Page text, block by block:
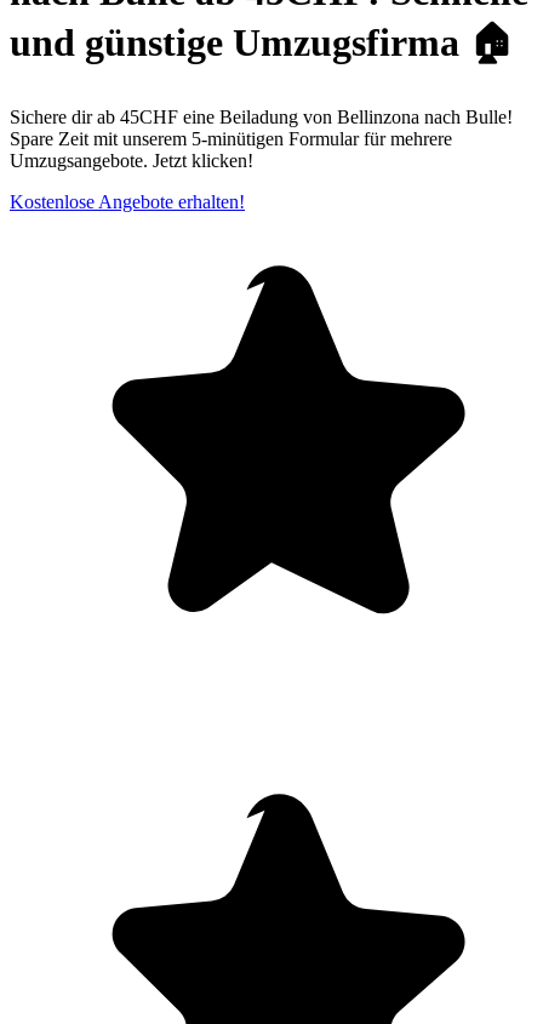
und günstige Umzugsfirma 🏠
Sichere dir ab 45CHF eine Beiladung von Bellinzona nach Bulle!
Spare Zeit mit unserem 5-minütigen Formular für mehrere
Umzugsangebote. Jetzt klicken!
Kostenlose Angebote erhalten!